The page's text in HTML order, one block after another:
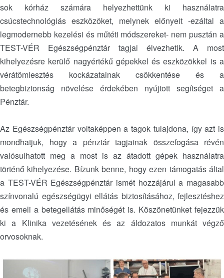
sok kórház számára helyezhettünk ki használatra
csúcstechnológiás eszközöket, melynek előnyeit -ezáltal a
legmodernebb kezelési és műtéti módszereket- nem pusztán a
TEST-VÉR Egészségpénztár tagjai élvezhetik. A most
kihelyezésre kerülő nagyértékű gépekkel és eszközökkel is a
vérátömlesztés kockázatainak csökkentése és a
betegbiztonság növelése érdekében nyújtott segítséget a
Pénztár.
Az Egészségpénztár voltaképpen a tagok tulajdona, így azt is
mondhatjuk, hogy a pénztár tagjainak összefogása révén
valósulhatott meg a most is az átadott gépek használatra
történő kihelyezése. Bízunk benne, hogy ezen támogatás által
a TEST-VÉR Egészségpénztár ismét hozzájárul a magasabb
színvonalú egészségügyi ellátás biztosításához, fejlesztéshez
és emeli a betegellátás minőségét is. Köszönetünket fejezzük
ki a Klinika vezetésének és az áldozatos munkát végző
orvosoknak.